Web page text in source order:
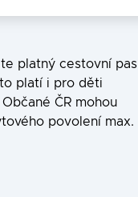
platný cestovní pas
platí i pro děti
ČR mohou
povolení max.